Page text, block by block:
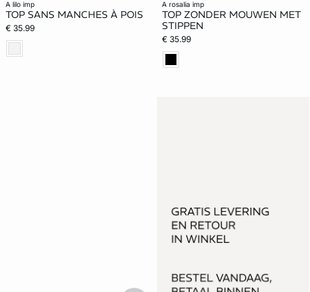
a lilo imp
TOP SANS MANCHES À POIS
€ 35.99
a rosalia imp
TOP ZONDER MOUWEN MET
STIPPEN
€ 35.99